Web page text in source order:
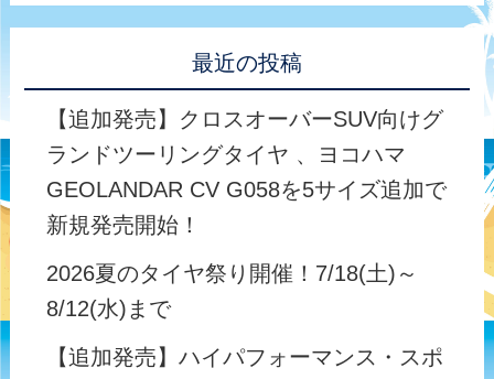
最近の投稿
【追加発売】クロスオーバーSUV向けグ
ランドツーリングタイヤ 、ヨコハマ
GEOLANDAR CV G058を5サイズ追加で
新規発売開始！
2026夏のタイヤ祭り開催！7/18(土)～
8/12(水)まで
【追加発売】ハイパフォーマンス・スポ